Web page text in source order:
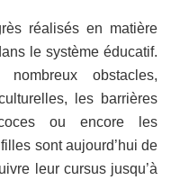
réalisés en matière
le système éducatif.
obstacles,
les barrières
ou encore les
sont aujourd’hui de
leur cursus jusqu’à